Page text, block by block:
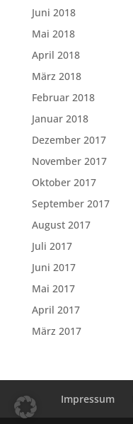
Juni 2018
Mai 2018
April 2018
März 2018
Februar 2018
Januar 2018
Dezember 2017
November 2017
Oktober 2017
September 2017
August 2017
Juli 2017
Juni 2017
Mai 2017
April 2017
März 2017
Impressum